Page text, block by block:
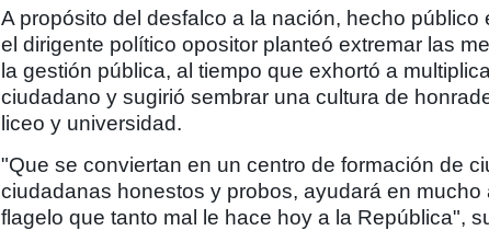
A propósito del desfalco a la nación, hecho público
el dirigente político opositor planteó extremar las
la gestión pública, al tiempo que exhortó a
ciudadano y sugirió sembrar una cultura de
liceo y universidad.
"Que se conviertan en un centro de formación de
ciudadanas honestos y probos, ayudará en mucho
flagelo que tanto mal le hace hoy a la República",